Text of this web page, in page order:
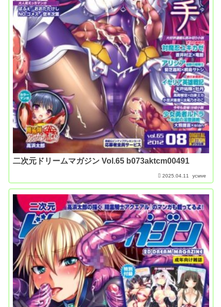
二次元ドリームマガジン Vol.65 b073aktcm00491
2025.04.11 ycwve